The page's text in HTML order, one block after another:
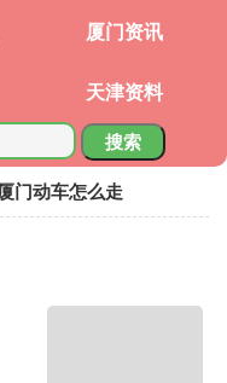
厦门资讯
天津资料
搜索
门动车怎么走